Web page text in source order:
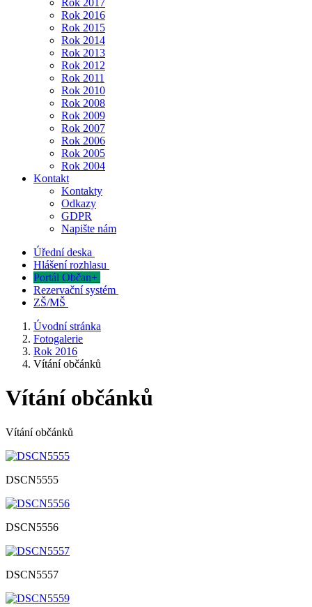
Rok 2017
Rok 2016
Rok 2015
Rok 2014
Rok 2013
Rok 2012
Rok 2011
Rok 2010
Rok 2008
Rok 2009
Rok 2007
Rok 2006
Rok 2005
Rok 2004
Kontakt
Kontakty
Odkazy
GDPR
Napište nám
Úřední deska
Hlášení rozhlasu
Portál Občan+
Rezervační systém
ZŠ/MŠ
Úvodní stránka
Fotogalerie
Rok 2016
Vítání občánků
Vítání občánků
Vítání občánků
DSCN5555
DSCN5556
DSCN5557